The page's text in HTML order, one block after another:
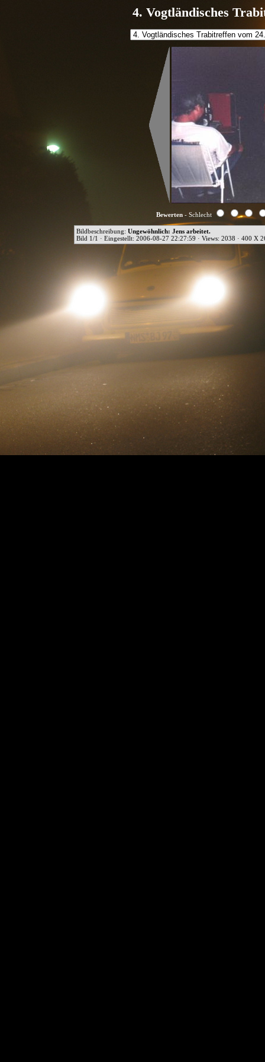
4. Vogtländisches
Bewerten - Schlecht
Bildbeschreibung: Ungewöhnlich: Jens arbeitet.
Bild 1/1 · Eingestellt: 2006-08-27 22:27:59 · Views: 2038 · 400 X